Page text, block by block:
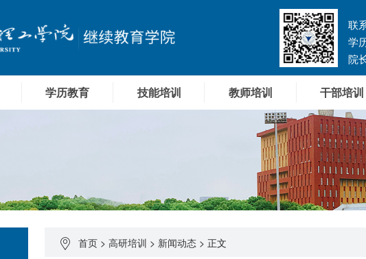
联
学
院
学历教育 技能培训 教师培训 干部培训
首页 > 高研培训 > 新闻动态 > 正文